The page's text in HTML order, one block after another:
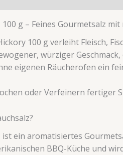
100 g – Feines Gourmetsalz
100 g verleiht Fleisch,
würziger
eigenen Räucherofen ein
oder Verfeinern fertiger
ist ein aromatisiertes
BBQ-Küche und